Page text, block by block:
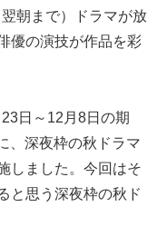
朝まで）ドラマが放
優の演技が作品を彩
日～12月8日の期
、深夜枠の秋ドラマ
しました。今回はそ
と思う深夜枠の秋ド